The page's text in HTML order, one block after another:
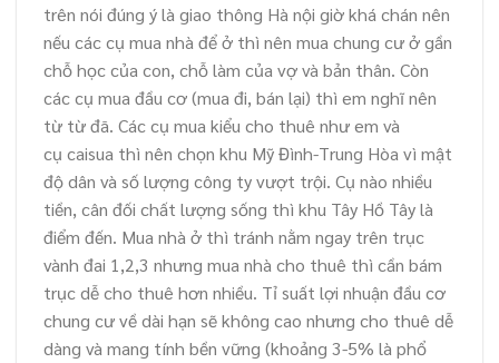
trên nói đúng ý là giao thông Hà nội giờ khá chán nên
nếu các cụ mua nhà để ở thì nên mua chung cư ở gần
chỗ học của con, chỗ làm của vợ và bản thân. Còn
các cụ mua đầu cơ (mua đi, bán lại) thì em nghĩ nên
từ từ đã. Các cụ mua kiểu cho thuê như em và
cụ caisua thì nên chọn khu Mỹ Đình-Trung Hòa vì mật
độ dân và số lượng công ty vượt trội. Cụ nào nhiều
tiền, cân đối chất lượng sống thì khu Tây Hồ Tây là
điểm đến. Mua nhà ở thì tránh nằm ngay trên trục
vành đai 1,2,3 nhưng mua nhà cho thuê thì cần bám
trục dễ cho thuê hơn nhiều. Tỉ suất lợi nhuận đầu cơ
chung cư về dài hạn sẽ không cao nhưng cho thuê dễ
dàng và mang tính bền vững (khoảng 3-5% là phổ